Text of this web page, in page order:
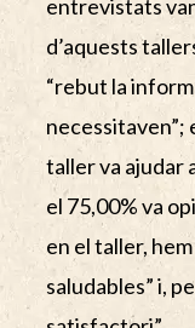
entrevistats
d’aquests
“rebut la
necessitaven”;
taller va ajudar
el 75,00% va
en el taller,
saludables” i,